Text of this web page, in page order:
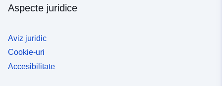
Aspecte juridice
Aviz juridic
Cookie-uri
Accesibilitate